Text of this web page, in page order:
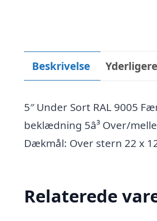
Beskrivelse
5″ Under Sort RAL 9005
beklædning 5â³ Over/
Dækmål: Over stern 22 x
Relaterede